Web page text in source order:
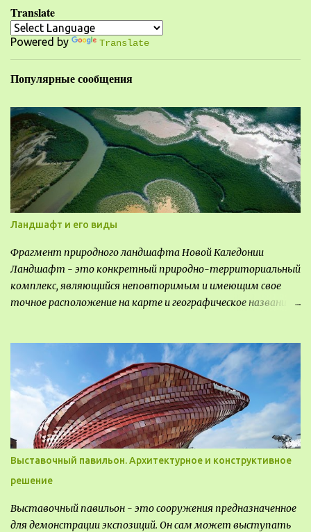
р
и
и
Translate
Powered by Translate
Популярные сообщения
Ландшафт и его виды
Фрагмент природного ландшафта Новой Каледонии
Ландшафт - это конкретный природно-территориальный
комплекс, являющийся неповторимым и имеющим свое
точное расположение на карте и географическое название.
видом деятельность происходящей на них. Одни
используют в качестве выращивания агрокультур. Другие
для строительства населенных пунктов и т.д.
Выставочный павильон. Архитектурное и конструктивное
решение
Выставочный павильон - это сооружения предназначенное
для демонстрации экспозиций. Он сам может выступать